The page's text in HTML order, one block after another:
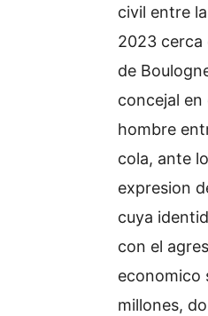
civil entre
2023 cerca
de
concejal en
hombre
cola, ante
expresion
cuya
con el
economico
millones,